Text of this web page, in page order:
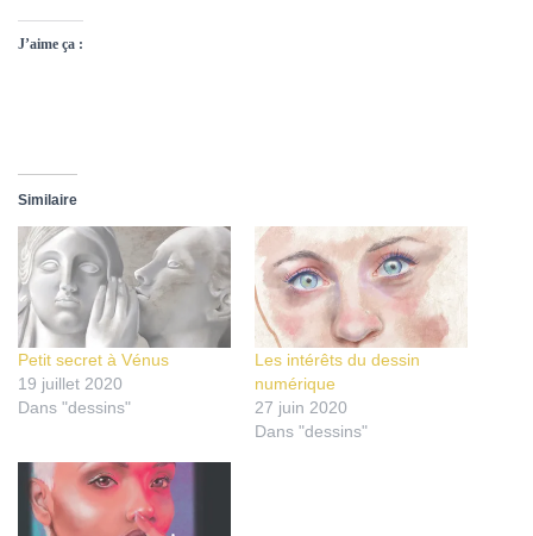
J’aime ça :
Similaire
Petit secret à Vénus
19 juillet 2020
Dans "dessins"
Les intérêts du dessin
numérique
27 juin 2020
Dans "dessins"